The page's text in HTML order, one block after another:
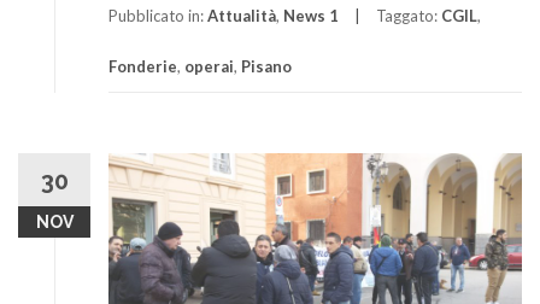
Pubblicato in:Attualità, News 1 Taggato: CGIL,
Fonderie, operai, Pisano
30
NOV